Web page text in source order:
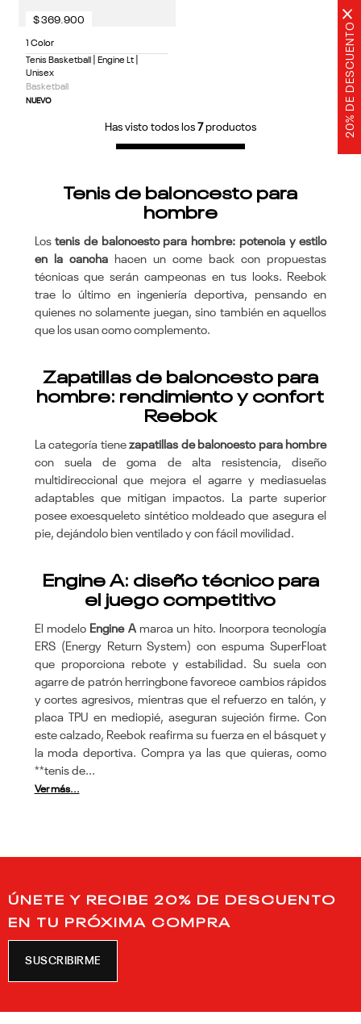
20% DE DESCUENTO
×
1 Color
Tenis Basketball | Engine Lt |
Unisex
Basketball
NUEVO
$369.900
Has visto todos los 7 productos
Tenis de baloncesto para
hombre
Lostenis de baloncesto para hombre: potencia y estilo
en la canchahacen un come back con propuestas
técnicas que serán campeonas en tus looks. Reebok
trae lo último en ingeniería deportiva, pensando en
quienes no solamente juegan, sino también en aquellos
que los usan como complemento.
Zapatillas de baloncesto para
hombre: rendimiento y confort
Reebok
La categoría tienezapatillas de baloncesto para hombre
con suela de goma de alta resistencia, diseño
multidireccional que mejora el agarre y mediasuelas
adaptables que mitigan impactos. La parte superior
posee exoesqueleto sintético moldeado que asegura el
pie, dejándolo bien ventilado y con fácil movilidad.
Engine A: diseño técnico para
el juego competitivo
El modelo Engine Amarca un hito. Incorpora tecnología
ERS (Energy Return System) con espuma SuperFloat
que proporciona rebote y estabilidad. Su suela con
agarre de patrón herringbone favorece cambios rápidos
y cortes agresivos, mientras que el refuerzo en talón, y
placa TPU en mediopié, aseguran sujeción firme. Con
este calzado, Reebok reafirma su fuerza en el básquet y
la moda deportiva. Compra ya las que quieras, como
**tenis de...
Ver más...
ÚNETE Y RECIBE 20% DE DESCUENTO
EN TU PRÓXIMA COMPRA
SUSCRIBIRME